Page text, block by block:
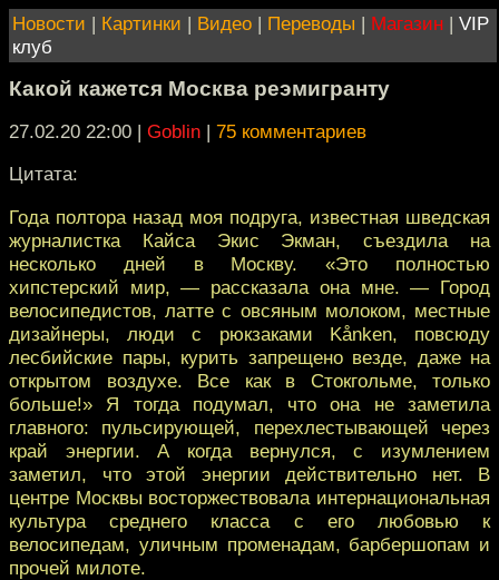
Новости | Картинки | Видео | Переводы | Магазин | VIP
клуб
Какой кажется Москва реэмигранту
27.02.20 22:00 | Goblin | 75 комментариев
Цитата:
Года полтора назад моя подруга, известная шведская
журналистка Кайса Экис Экман, съездила на
несколько дней в Москву. «Это полностью
хипстерский мир, — рассказала она мне. — Город
велосипедистов, латте с овсяным молоком, местные
дизайнеры, люди с рюкзаками Kånken, повсюду
лесбийские пары, курить запрещено везде, даже на
открытом воздухе. Все как в Стокгольме, только
больше!» Я тогда подумал, что она не заметила
главного: пульсирующей, перехлестывающей через
край энергии. А когда вернулся, с изумлением
заметил, что этой энергии действительно нет. В
центре Москвы восторжествовала интернациональная
культура среднего класса с его любовью к
велосипедам, уличным променадам, барбершопам и
прочей милоте.